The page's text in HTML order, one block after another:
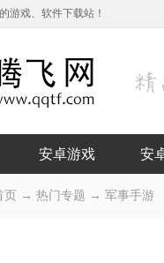
游戏、软件下载站！
安卓游戏 安
页 → 热门专题 → 军事手游